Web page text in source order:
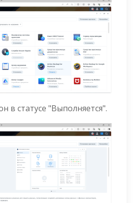
в статусе "Выполняется".